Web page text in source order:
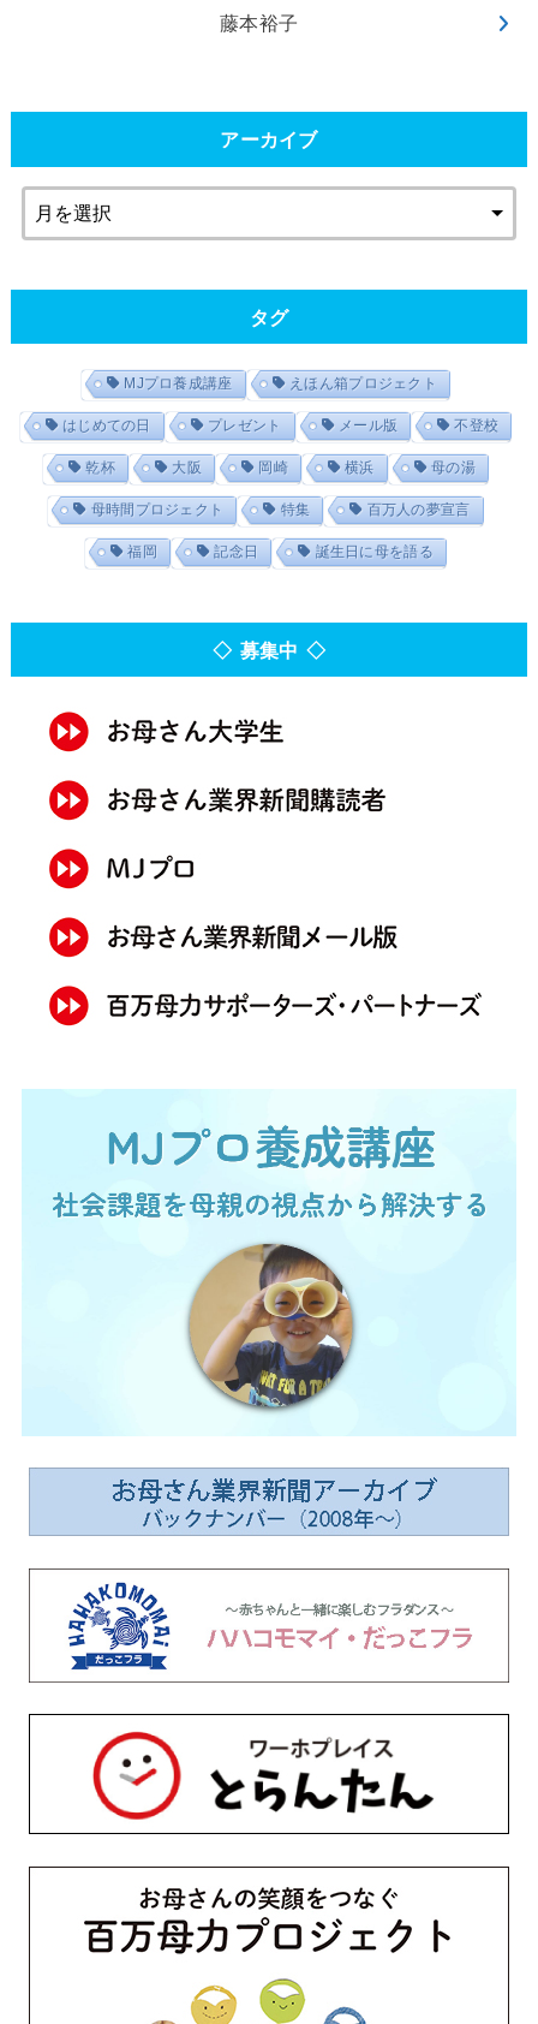
藤本裕子
アーカイブ
タグ
MJプロ養成講座 えほん箱プロジェクト
はじめての日 プレゼント メール版 不登校
乾杯 大阪 岡崎 横浜 母の湯
母時間プロジェクト 特集 百万人の夢宣言
福岡 記念日 誕生日に母を語る
◇ 募集中 ◇